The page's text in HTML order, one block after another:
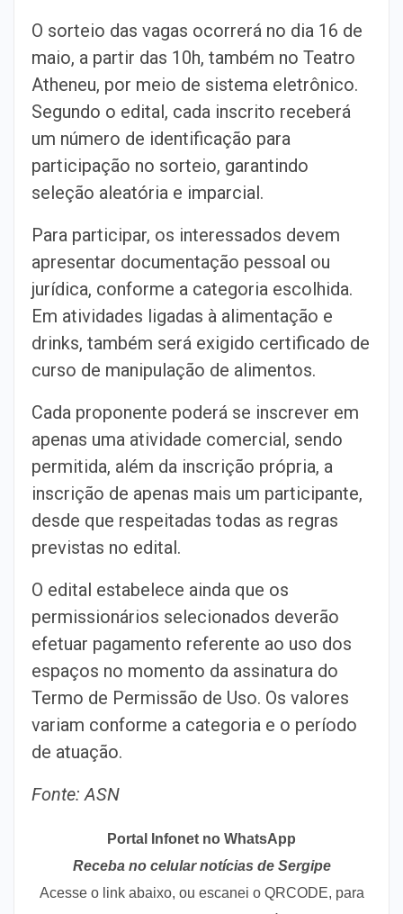
O sorteio das vagas ocorrerá no dia 16 de
maio, a partir das 10h, também no Teatro
Atheneu, por meio de sistema eletrônico.
Segundo o edital, cada inscrito receberá
um número de identificação para
participação no sorteio, garantindo
seleção aleatória e imparcial.
Para participar, os interessados devem
apresentar documentação pessoal ou
jurídica, conforme a categoria escolhida.
Em atividades ligadas à alimentação e
drinks, também será exigido certificado de
curso de manipulação de alimentos.
Cada proponente poderá se inscrever em
apenas uma atividade comercial, sendo
permitida, além da inscrição própria, a
inscrição de apenas mais um participante,
desde que respeitadas todas as regras
previstas no edital.
O edital estabelece ainda que os
permissionários selecionados deverão
efetuar pagamento referente ao uso dos
espaços no momento da assinatura do
Termo de Permissão de Uso. Os valores
variam conforme a categoria e o período
de atuação.
Fonte: ASN
Portal Infonet no WhatsApp
Receba no celular notícias de Sergipe
Acesse o link abaixo, ou escanei o QRCODE, para